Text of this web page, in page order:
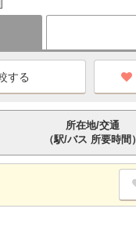
所在地/交通
（駅/バス 所要時間）